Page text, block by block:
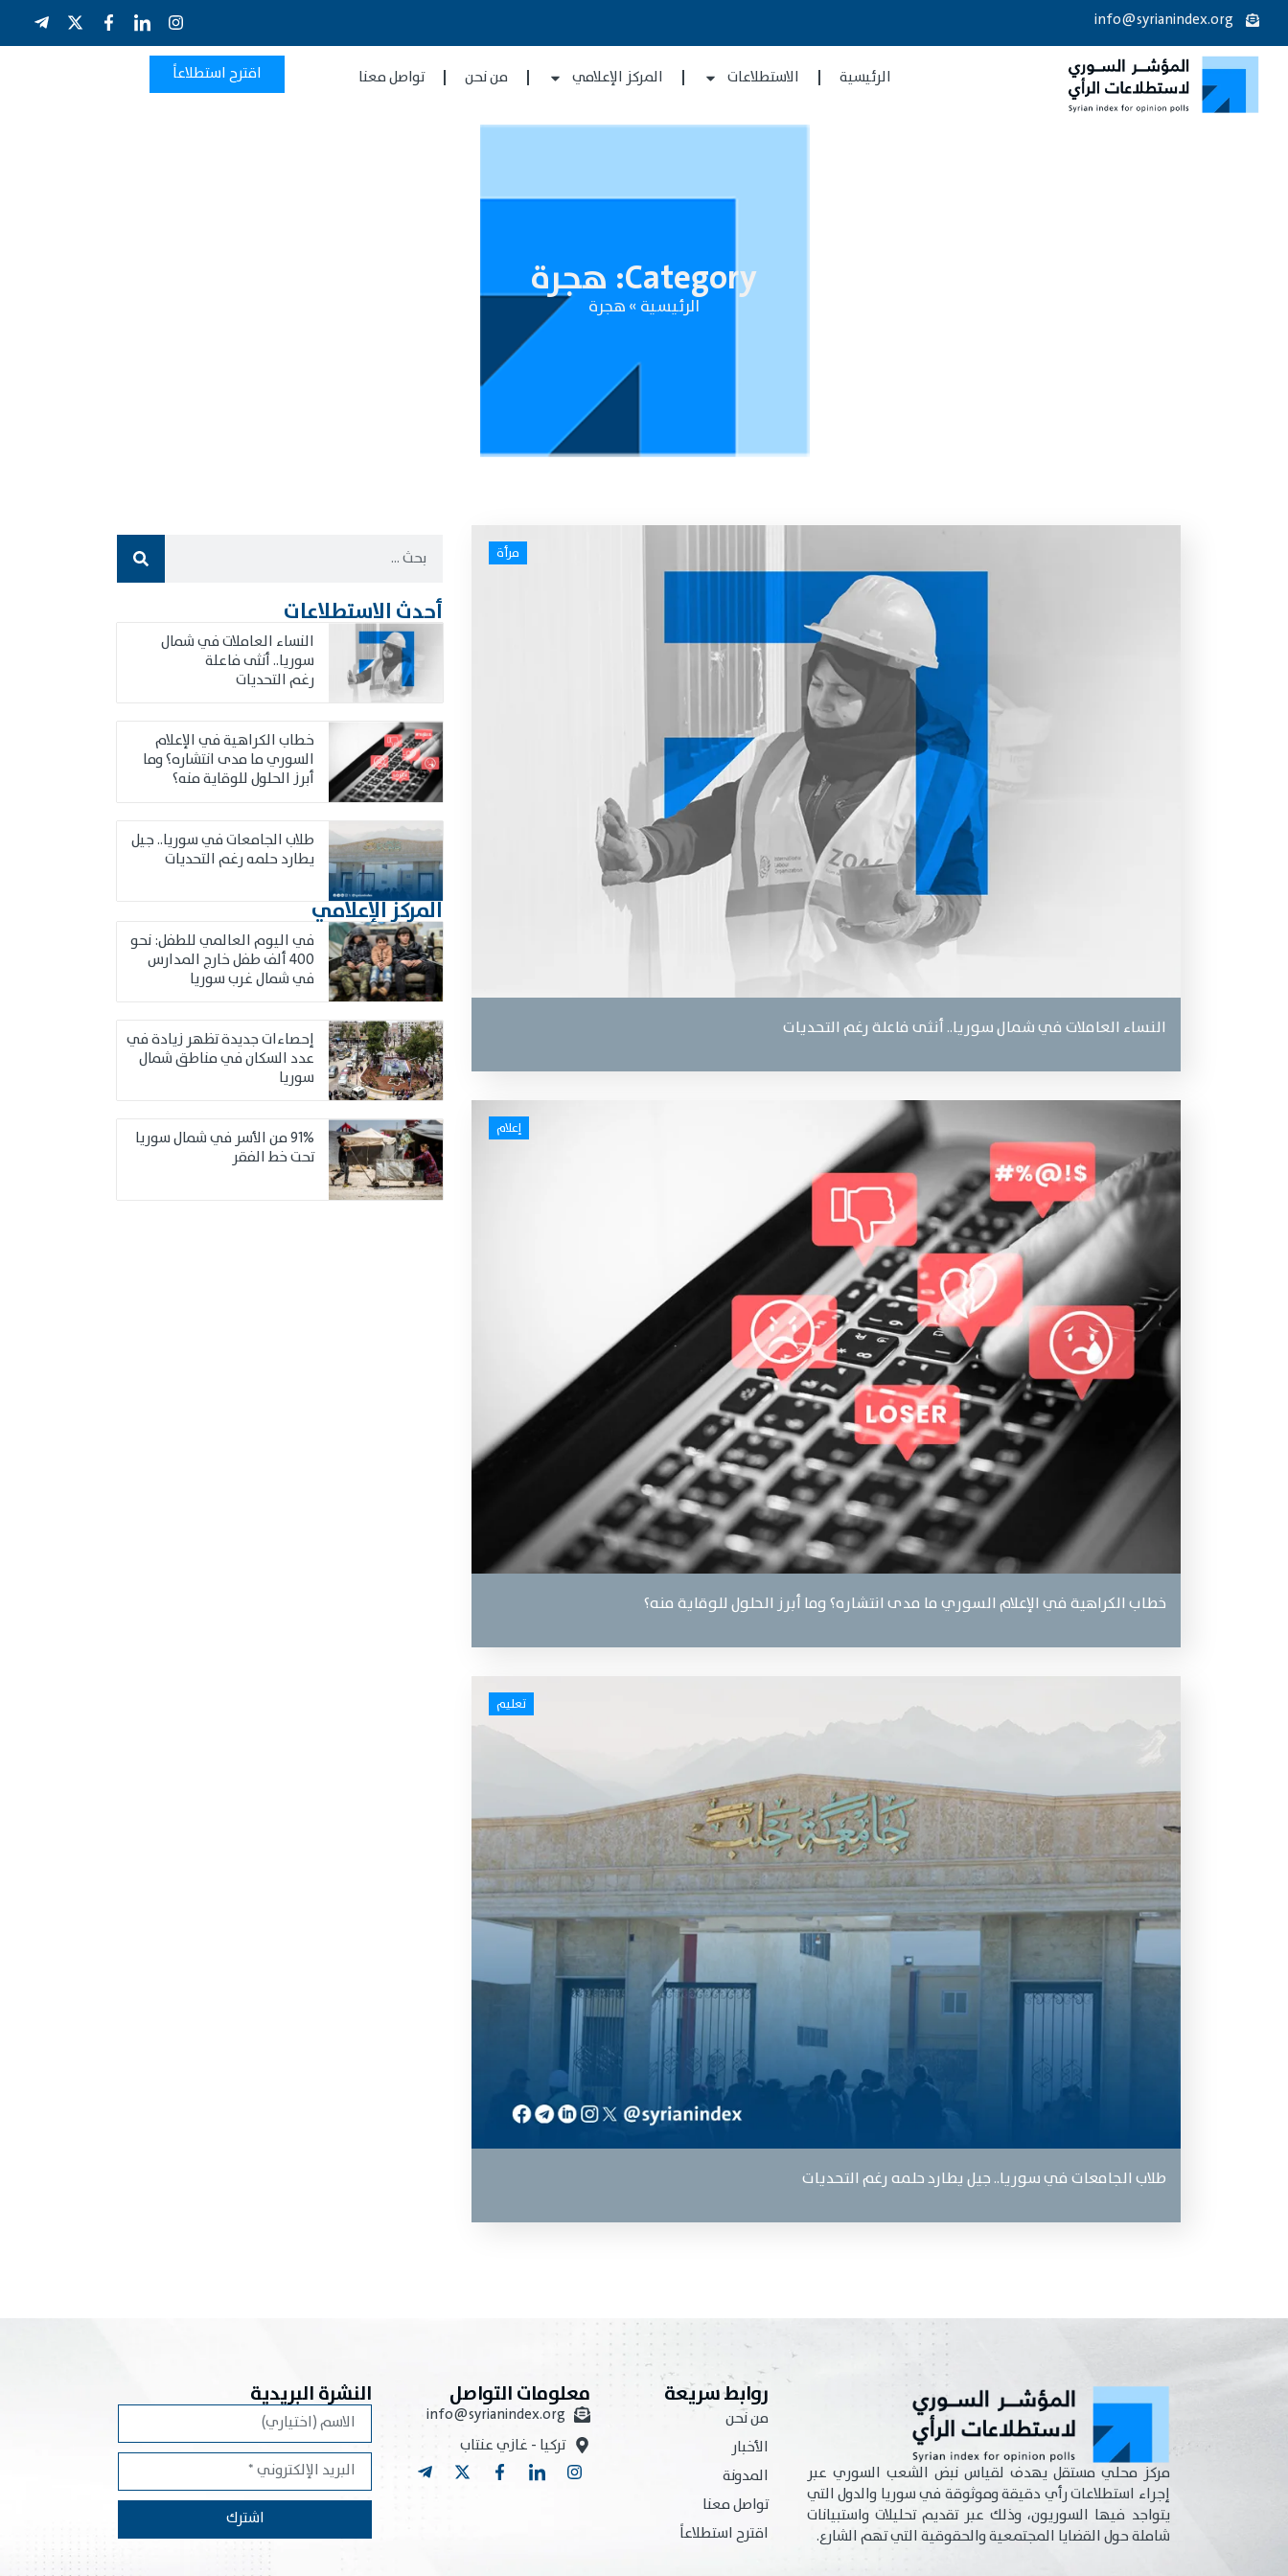
info@syrianindex.org
الرئيسية الاستطلاعات المركز الإعلامي من نحن تواصل معنا اقترح استطلاعاً
Category: هجرة
الرئيسية»هجرة
مرأة
النساء العاملات في شمال سوريا.. أنثى فاعلة رغم التحديات
إعلام
خطاب الكراهية في الإعلام السوري ما مدى انتشاره؟ وما أبرز الحلول للوقاية منه؟
تعليم
طلاب الجامعات في سوريا.. جيل يطارد حلمه رغم التحديات
أحدث الاستطلاعات
النساء العاملات في شمال
سوريا.. أنثى فاعلة
رغم التحديات
خطاب الكراهية في الإعلام
السوري ما مدى انتشاره؟ وما
أبرز الحلول للوقاية منه؟
طلاب الجامعات في سوريا.. جيل
يطارد حلمه رغم التحديات
المركز الإعلامي
في اليوم العالمي للطفل: نحو
400 ألف طفل خارج المدارس
في شمال غرب سوريا
إحصاءات جديدة تظهر زيادة في
عدد السكان في مناطق شمال
سوريا
91% من الأسر في شمال سوريا
تحت خط الفقر
مركز محلي مستقل يهدف لقياس نبض الشعب السوري عبر
إجراء استطلاعات رأي دقيقة وموثوقة في سوريا والدول التي
يتواجد فيها السوريون، وذلك عبر تقديم تحليلات واستبيانات
شاملة حول القضايا المجتمعية والحقوقية التي تهم الشارع.
روابط سريعة
من نحن
الأخبار
المدونة
تواصل معنا
اقترح استطلاعاً
معلومات التواصل
info@syrianindex.org
تركيا - غازي عنتاب
النشرة البريدية
اشترك